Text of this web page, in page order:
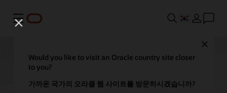
메뉴
Would you like to visit an Oracle country site closer
to you?
가까운 국가의 오라클 웹 사이트를 방문하시겠습니까?